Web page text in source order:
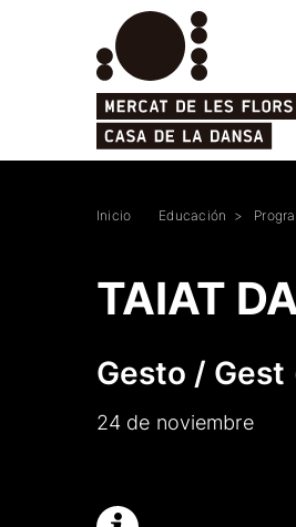
Inicio Educación
TAIAT
Gesto /
24 de noviembre